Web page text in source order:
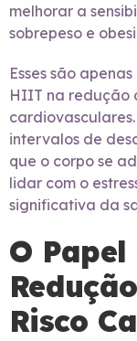
melhorar a
sobrepeso e
Esses são
HIIT na redução
intervalos de
que o corpo se
lidar com o
significativa da
O
Risco